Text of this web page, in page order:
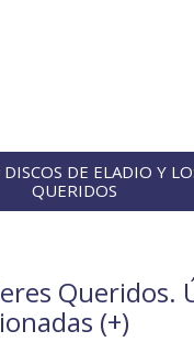
DE ELADIO Y
QUERIDOS
Queridos.
(+)